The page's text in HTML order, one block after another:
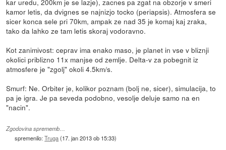
kar uredu, 200km je se lazje), zacnes pa zgat na obzorje v smeri
kamor letis, da dvignes se najnizjo tocko (periapsis). Atmosfera se
sicer konca sele pri 70km, ampak ze nad 35 je komaj kaj zraka,
tako da lahko ze tam letis skoraj vodoravno.
Kot zanimivost: ceprav ima enako maso, je planet in vse v bliznji
okolici priblizno 11x manjse od zemlje. Delta-v za pobegnit iz
atmosfere je "zgolj" okoli 4.5km/s.
Smurf: Ne. Orbiter je, kolikor poznam (bolj ne, sicer), simulacija, to
pa je igra. Je pa seveda podobno, vesolje deluje samo na en
"nacin".
Zgodovina sprememb…
spremenilo:Truga(17. jan 2013 ob 15:33)